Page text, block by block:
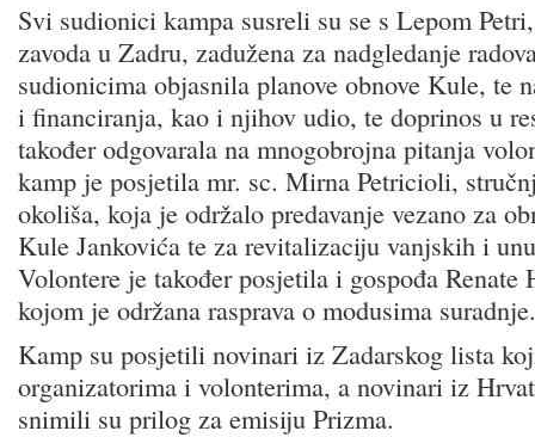
Svi sudionici kampa susreli su se s Lepom
zavoda u Zadru, zadužena za nadgledanje
sudionicima objasnila planove obnove Kule, te
i financiranja, kao i njihov udio, te doprinos u
također odgovarala na mnogobrojna pitanja
kamp je posjetila mr. sc. Mirna Petricioli,
okoliša, koja je održalo predavanje vezano za
Kule Jankovića te za revitalizaciju vanjskih i
Volontere je također posjetila i gospođa Renate
kojom je održana rasprava o modusima suradnje.
Kamp su posjetili novinari iz Zadarskog lista
organizatorima i volonterima, a novinari iz
snimili su prilog za emisiju Prizma.